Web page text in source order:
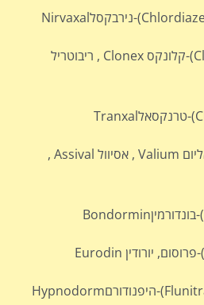
קלונאזפאם (Clonazepam)-קלונקס Clonex , ריבוטריל
דיאזפאם (Diazepam)-ואליום Valium , אסיוול Assival ,